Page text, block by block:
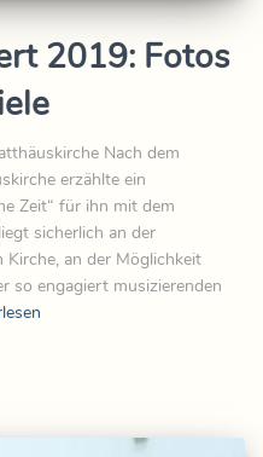
2019: Fotos
Nach dem
erzählte ein
Zeit“ für ihn mit dem
sicherlich an der
an der Möglichkeit
so engagiert musizierenden